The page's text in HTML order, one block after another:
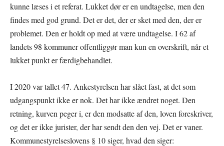
kunne læses i et referat. Lukket dør er en undtagelse, men den
findes med god grund. Det er det, der er sket med den, der er
problemet. Den er holdt op med at være undtagelse. I 62 af
landets 98 kommuner offentliggør man kun en overskrift, når et
lukket punkt er færdigbehandlet.
I 2020 var tallet 47. Ankestyrelsen har slået fast, at det som
udgangspunkt ikke er nok. Det har ikke ændret noget. Den
retning, kurven peger i, er den modsatte af den, loven foreskriver,
og det er ikke jurister, der har sendt den den vej. Det er vaner.
Kommunestyrelseslovens § 10 siger, hvad den siger: